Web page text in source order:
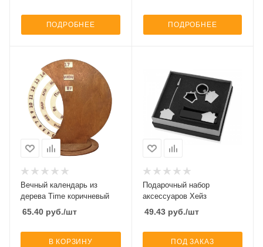
ПОДРОБНЕЕ ПОДРОБНЕЕ
Вечный календарь из
дерева Time коричневый
65.40 руб./шт
В КОРЗИНУ
Подарочный набор
аксессуаров Хейз
49.43руб./шт
ПОД ЗАКАЗ